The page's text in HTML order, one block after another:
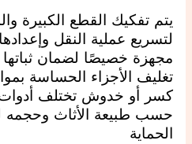
يتم تفكيك القطع الكبيرة
لتسريع عملية النقل
مجهزة خصيصًا لضمان ثباتها
تغليف الأجزاء الحساسة
كسر أو خدوش تختلف أدوات
حسب طبيعة الأثاث
الحماية